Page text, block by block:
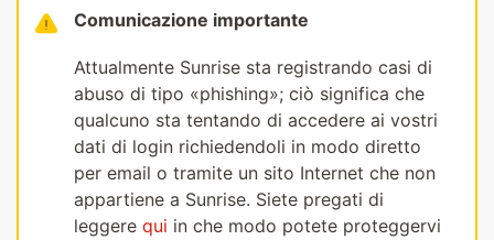
Comunicazione importante
Attualmente Sunrise sta registrando casi di
abuso di tipo «phishing»; ciò significa che
qualcuno sta tentando di accedere ai vostri
dati di login richiedendoli in modo diretto
per email o tramite un sito Internet che non
appartiene a Sunrise. Siete pregati di
leggere qui in che modo potete proteggervi